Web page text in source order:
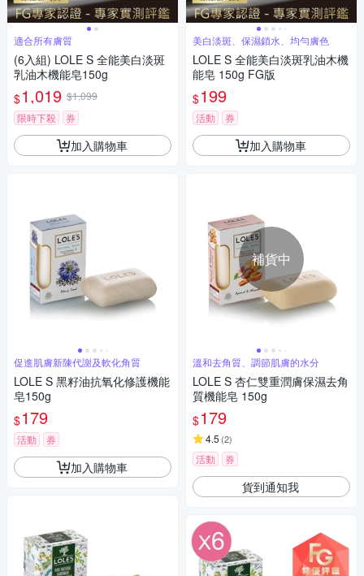
適合所有膚質
(6入組) LOLE S 全能美白淡斑
乳油木機能皂150g
$1,019 $1,099
限時下殺
券
加入購物車
促進肌膚新陳代謝及軟化角質
LOLE S 黑籽油抗氧化修護機能
皂150g
$179
活動 券
加入購物車
美白淡斑、保濕鎖水、均勻膚色
LOLE S 全能美白淡斑乳油木機
能皂 150g FG版
$199
活動 券
加入購物車
補貨中
溫和去角質、調節肌膚的水分
LOLE S 杏仁雙重潤膚保濕去角
質機能皂 150g
$179
4.5 (2)
活動 券
貨到通知我